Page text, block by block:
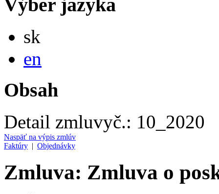
Výber jazyka
sk
en
Obsah
Detail zmluvyč.: 10_2020
Naspäť na výpis zmlúv
Faktúry | Objednávky
Zmluva: Zmluva o